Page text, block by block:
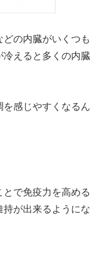
の内臓がいくつも
えると多くの内臓
感じやすくなるん
で免疫力を高める
持が出来るようにな